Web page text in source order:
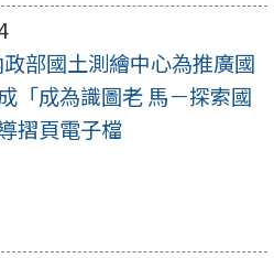
部國土測繪中心為推廣國
「成為識圖老 馬－探索國
摺頁電子檔